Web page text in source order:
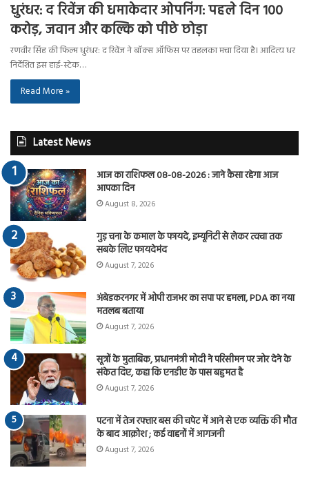
धुरंधर: द रिवेंज की धमाकेदार ओपनिंग: पहले दिन 100
करोड़, जवान और कल्कि को पीछे छोड़ा
रणवीर सिंह की फिल्म धुरंधर: द रिवेंज ने बॉक्स ऑफिस पर तहलका मचा दिया है। आदित्य धर
निर्देशित इस हाई-स्टेक…
Read More »
Latest News
आज का राशिफल 08-08-2026 : जाने कैसा रहेगा आज
आपका दिन
August 8, 2026
गुड़ चना के कमाल के फायदे, इम्यूनिटी से लेकर त्वचा तक
सबके लिए फायदेमंद
August 7, 2026
अंबेडकरनगर में ओपी राजभर का सपा पर हमला, PDA का नया
मतलब बताया
August 7, 2026
सूत्रों के मुताबिक, प्रधानमंत्री मोदी ने परिसीमन पर जोर देने के
संकेत दिए, कहा कि एनडीए के पास बहुमत है
August 7, 2026
पटना में तेज रफ्तार बस की चपेट में आने से एक व्यक्ति की मौत
के बाद आक्रोश ; कई वाहनों में आगजनी
August 7, 2026